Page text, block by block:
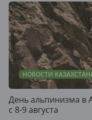
НОВОСТИ
День альпинизма в
с 8-9 августа